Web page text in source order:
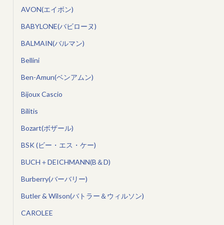
AVON(エイボン)
BABYLONE(バビローヌ)
BALMAIN(バルマン)
Bellini
Ben-Amun(ベンアムン)
Bijoux Cascio
Bilitis
Bozart(ボザール)
BSK (ビー・エス・ケー)
BUCH＋DEICHMANN(B＆D)
Burberry(バーバリー)
Butler & Wilson(バトラー＆ウィルソン)
CAROLEE